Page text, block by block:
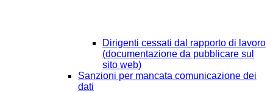
Dirigenti cessati dal rapporto di lavoro
(documentazione da pubblicare sul
sito web)
Sanzioni per mancata comunicazione dei
dati